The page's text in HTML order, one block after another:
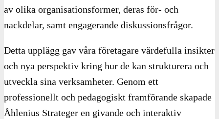
av olika organisationsformer, deras för- och
nackdelar, samt engagerande diskussionsfrågor.
Detta upplägg gav våra företagare värdefulla insikter
och nya perspektiv kring hur de kan strukturera och
utveckla sina verksamheter. Genom ett
professionellt och pedagogiskt framförande skapade
Åhlenius Strateger en givande och interaktiv